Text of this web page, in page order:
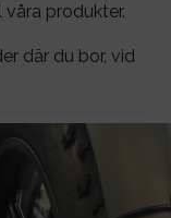
produkter.
där du bor, vid